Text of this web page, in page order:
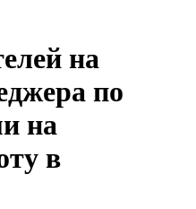
на
по
на
в